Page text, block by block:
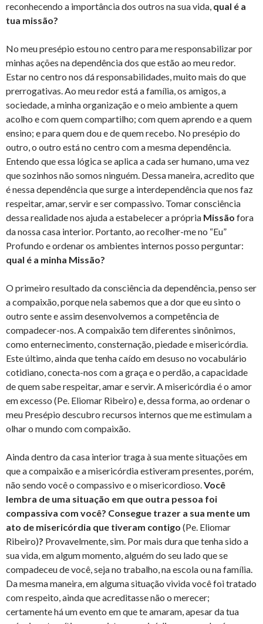
reconhecendo a importância dos outros na sua vida, qual é a
tua missão?
No meu presépio estou no centro para me responsabilizar por
minhas ações na dependência dos que estão ao meu redor.
Estar no centro nos dá responsabilidades, muito mais do que
prerrogativas. Ao meu redor está a família, os amigos, a
sociedade, a minha organização e o meio ambiente a quem
acolho e com quem compartilho; com quem aprendo e a quem
ensino; e para quem dou e de quem recebo. No presépio do
outro, o outro está no centro com a mesma dependência.
Entendo que essa lógica se aplica a cada ser humano, uma vez
que sozinhos não somos ninguém. Dessa maneira, acredito que
é nessa dependência que surge a interdependência que nos faz
respeitar, amar, servir e ser compassivo. Tomar consciência
dessa realidade nos ajuda a estabelecer a própria Missão fora
da nossa casa interior. Portanto, ao recolher-me no “Eu”
Profundo e ordenar os ambientes internos posso perguntar:
qual é a minha Missão?
O primeiro resultado da consciência da dependência, penso ser
a compaixão, porque nela sabemos que a dor que eu sinto o
outro sente e assim desenvolvemos a competência de
compadecer-nos. A compaixão tem diferentes sinônimos,
como enternecimento, consternação, piedade e misericórdia.
Este último, ainda que tenha caído em desuso no vocabulário
cotidiano, conecta-nos com a graça e o perdão, a capacidade
de quem sabe respeitar, amar e servir. A misericórdia é o amor
em excesso (Pe. Eliomar Ribeiro) e, dessa forma, ao ordenar o
meu Presépio descubro recursos internos que me estimulam a
olhar o mundo com compaixão.
Ainda dentro da casa interior traga à sua mente situações em
que a compaixão e a misericórdia estiveram presentes, porém,
não sendo você o compassivo e o misericordioso.Você
lembra de uma situação em que outra pessoa foi
compassiva com você? Consegue trazer a sua mente um
ato de misericórdia que tiveram contigo (Pe. Eliomar
Ribeiro)? Provavelmente, sim. Por mais dura que tenha sido a
sua vida, em algum momento, alguém do seu lado que se
compadeceu de você, seja no trabalho, na escola ou na família.
Da mesma maneira, em alguma situação vivida você foi tratado
com respeito, ainda que acreditasse não o merecer;
certamente há um evento em que te amaram, apesar da tua